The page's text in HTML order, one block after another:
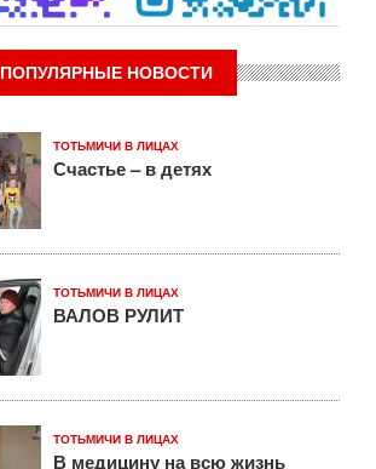
ПОПУЛЯРНЫЕ НОВОСТИ
ТОТЬМИЧИ В ЛИЦАХ
Счастье – в детях
ТОТЬМИЧИ В ЛИЦАХ
ВАЛОВ РУЛИТ
ТОТЬМИЧИ В ЛИЦАХ
В медицину на всю жизнь